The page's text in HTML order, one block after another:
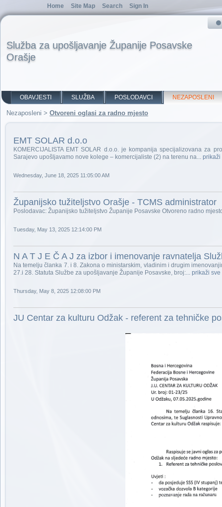
Služba za upošljavanje Županije Posavske
Orašje
OBAVJESTI SLUŽBA POSLODAVCI NEZAPOSLENI
Nezaposleni > Otvoreni oglasi za radno mjesto
EMT SOLAR d.o.o
KOMERCIJALISTA EMT SOLAR d.o.o. je kompanija specijalizovana za
Sarajevo upošljavamo nove kolege – komercijaliste (2) na terenu na... prikaži
Wednesday, June 18, 2025 11:05:00 AM
Županijsko tužiteljstvo Orašje - TCMS administrator
Poslodavac: Županijsko tužiteljstvo Županije Posavske Otvoreno radno
Tuesday, May 13, 2025 12:14:00 PM
N A T J E Č A J za izbor i imenovanje ravnatelja
Na temelju članka 7. i 8. Zakona o ministarskim, vladinim i drugim
27.i 28. Statuta Službe za upošljavanje Županije Posavske, broj:... prikaži sve
Thursday, May 8, 2025 12:08:00 PM
JU Centar za kulturu Odžak - referent za tehničke
Home Site Map Search Sign In